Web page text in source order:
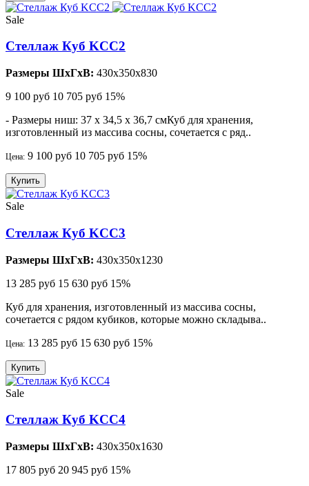
Sale
Стеллаж Куб KCC2
Размеры ШхГхВ: 430x350x830
9 100 руб 10 705 руб 15%
- Размеры ниш: 37 х 34,5 х 36,7 смКуб для хранения,
изготовленный из массива сосны, сочетается с ряд..
Цена: 9 100 руб 10 705 руб 15%
Купить
Sale
Стеллаж Куб KCC3
Размеры ШхГхВ: 430x350x1230
13 285 руб 15 630 руб 15%
Куб для хранения, изготовленный из массива сосны,
сочетается с рядом кубиков, которые можно складыва..
Цена: 13 285 руб 15 630 руб 15%
Купить
Sale
Стеллаж Куб KCC4
Размеры ШхГхВ: 430x350x1630
17 805 руб 20 945 руб 15%